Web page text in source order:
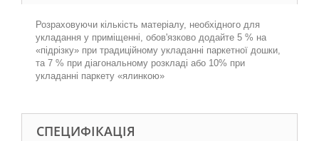
Розраховуючи кількість матеріалу, необхідного для
укладання у приміщенні, обов'язково додайте 5 % на
«підрізку» при традиційному укладанні паркетної дошки,
та 7 % при діагональному розкладі або 10% при
укладанні паркету «ялинкою»
СПЕЦИФІКАЦІЯ